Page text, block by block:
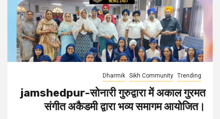
Dharmik Sikh Community Trending
jamshedpur-सोनारी गुरुद्वारा में अकाल गुरमत
संगीत अकैडमी द्वारा भव्य समागम आयोजित।